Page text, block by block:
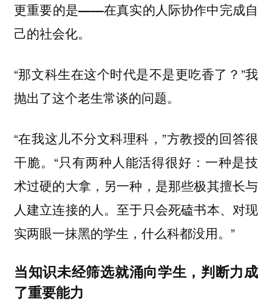
更重要的是——在真实的人际协作中完成自
己的社会化。
“那文科生在这个时代是不是更吃香了？”我
抛出了这个老生常谈的问题。
“在我这儿不分文科理科，”方教授的回答很
干脆。“只有两种人能活得很好：一种是技
术过硬的大拿，另一种，是那些极其擅长与
人建立连接的人。至于只会死磕书本、对现
实两眼一抹黑的学生，什么科都没用。”
当知识未经筛选就涌向学生，判断力成
了重要能力